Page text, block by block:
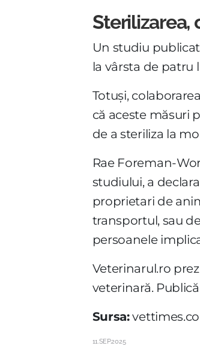
Sterilizarea,
Un studiu
la vârsta de patru
Totuși,
că aceste măsuri
de a steriliza la
Rae Foreman-
studiului, a
proprietari de
transportul, sau
persoanele
Veterinarul.ro
veterinară.
Sursa:
11.SEP.2025